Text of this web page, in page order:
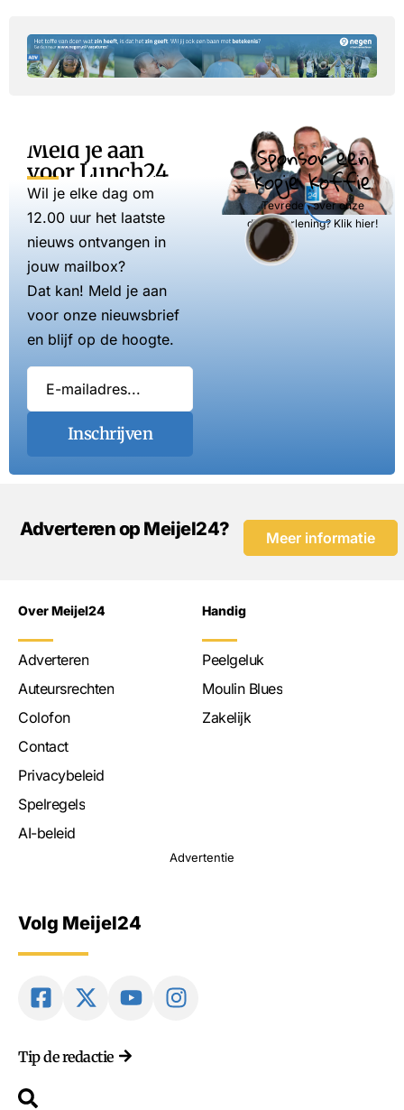
Meld je aan
voor Lunch24
Wil je elke dag om
12.00 uur het laatste
nieuws ontvangen in
jouw mailbox?
Dat kan! Meld je aan
voor onze nieuwsbrief
en blijf op de hoogte.
Inschrijven
Sponsor een
kopje koffie
Tevreden over onze
dienstverlening? Klik hier!
Adverteren op Meijel24? Meer informatie
Over Meijel24
Adverteren
Auteursrechten
Colofon
Contact
Privacybeleid
Spelregels
AI-beleid
Handig
Peelgeluk
Moulin Blues
Zakelijk
Advertentie
Volg Meijel24
Tip de redactie